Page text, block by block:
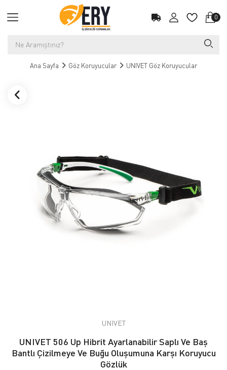
0
Ana Sayfa Göz Koruyucular UNIVET Göz Koruyucular
UNIVET
UNIVET 506 Up Hibrit Ayarlanabilir Saplı Ve Baş
Bantlı Çizilmeye Ve Buğu Oluşumuna Karşı Koruyucu
Gözlük